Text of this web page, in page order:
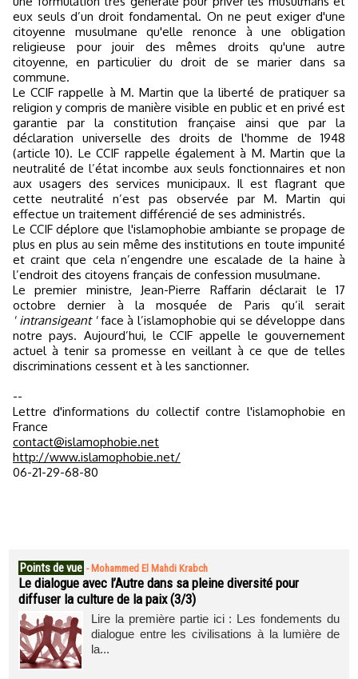
eux seuls d’un droit fondamental. On ne peut exiger d'une
citoyenne musulmane qu'elle renonce à une obligation
religieuse pour jouir des mêmes droits qu'une autre
citoyenne, en particulier du droit de se marier dans sa
commune.
Le CCIF rappelle à M. Martin que la liberté de pratiquer sa
religion y compris de manière visible en public et en privé est
garantie par la constitution française ainsi que par la
déclaration universelle des droits de l'homme de 1948
(article 10). Le CCIF rappelle également à M. Martin que la
neutralité de l’état incombe aux seuls fonctionnaires et non
aux usagers des services municipaux. Il est flagrant que
cette neutralité n’est pas observée par M. Martin qui
effectue un traitement différencié de ses administrés.
Le CCIF déplore que l'islamophobie ambiante se propage de
plus en plus au sein même des institutions en toute impunité
et craint que cela n’engendre une escalade de la haine à
l’endroit des citoyens français de confession musulmane.
Le premier ministre, Jean-Pierre Raffarin déclarait le 17
octobre dernier à la mosquée de Paris qu’il serait
' intransigeant 'face à l’islamophobie qui se développe dans
notre pays. Aujourd’hui, le CCIF appelle le gouvernement
actuel à tenir sa promesse en veillant à ce que de telles
discriminations cessent et à les sanctionner.
--
Lettre d'informations du collectif contre l'islamophobie en
France
contact@islamophobie.net
http://www.islamophobie.net/
06-21-29-68-80
Points de vue - Mohammed El Mahdi Krabch
Le dialogue avec l’Autre dans sa pleine diversité pour
diffuser la culture de la paix (3/3)
Lire la première partie ici : Les fondements du
dialogue entre les civilisations à la lumière de
la...